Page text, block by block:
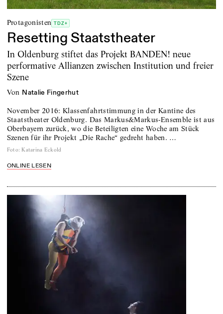
Protagonisten TDZ+
Resetting Staatstheater
In Oldenburg stiftet das Projekt BANDEN! neue
performative Allianzen zwischen Institution und freier
Szene
von Natalie Fingerhut
November 2016: Klassenfahrtstimmung in der Kantine des
Staatstheater Oldenburg. Das Markus&Markus-Ensemble ist aus
Oberbayern zurück, wo die Beteiligten eine Woche am Stück
Szenen für ihr Projekt „Die Rache“ gedreht haben. …
Foto: Katarina Eckold
ONLINE LESEN